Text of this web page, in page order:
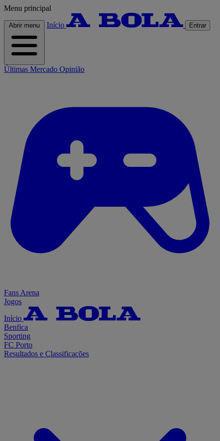
Menu principal
Abrir menu Início Entrar
Últimas Mercado Opinião
Fans Arena
Jogos
Início
Benfica
Sporting
FC Porto
Resultados e Classificações